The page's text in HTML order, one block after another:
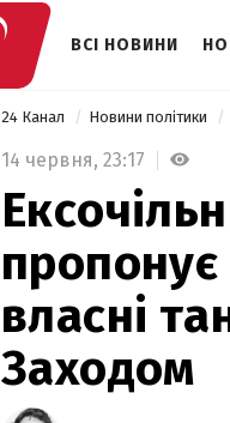
ВСІ НОВИНИ
24 Канал Новини політики
14 червня, 23:17
пропонує
власні
Заходом